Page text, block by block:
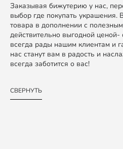
Заказывая бижутерию у нас,
выбор где покупать украшения.
товара в дополнении с
действительно выгодной
всегда рады нашим клиентам и
нас станут вам в радость и
всегда заботится о вас!
СВЕРНУТЬ